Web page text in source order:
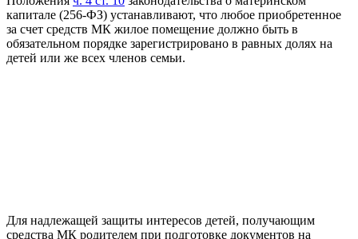
капитале (256-ФЗ) устанавливают, что любое приобретенное
за счет средств МК жилое помещение должно быть в
обязательном порядке зарегистрировано в равных долях на
детей или же всех членов семьи.
Для надлежащей защиты интересов детей, получающим
средства МК родителем при подготовке документов на